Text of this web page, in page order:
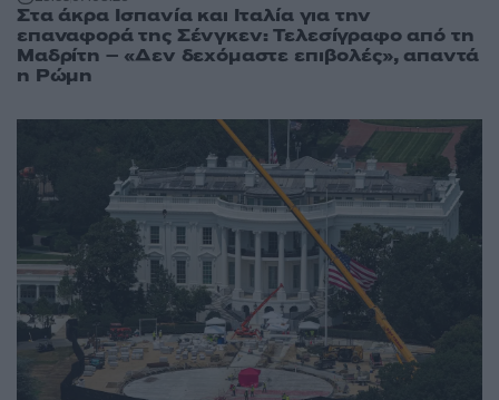
Στα άκρα Ισπανία και Ιταλία για την
επαναφορά της Σένγκεν: Τελεσίγραφο από τη
Μαδρίτη – «Δεν δεχόμαστε επιβολές», απαντά
η Ρώμη